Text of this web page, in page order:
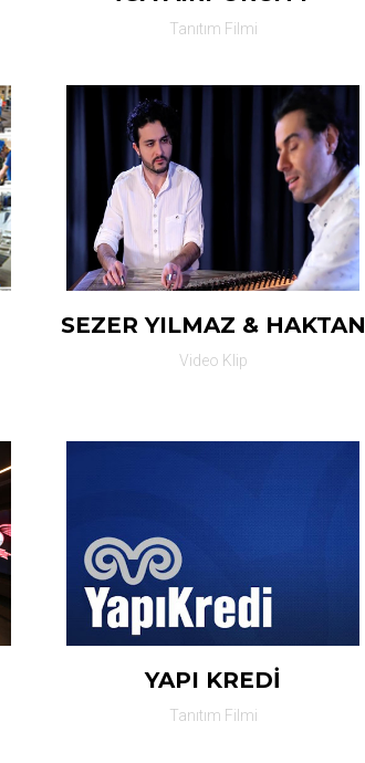
Tanıtım Filmi
SEZER YILMAZ & HAKTAN
Video Klip
YAPI KREDİ
Tanıtım Filmi